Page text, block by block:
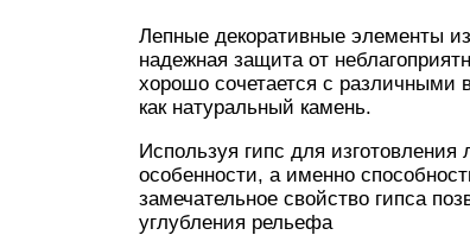
Лепные декоративные элементы
надежная защита от
хорошо сочетается с различными
как натуральный камень.
Используя гипс для
особенности, а именно
замечательное свойство гипса
углубления рельефа